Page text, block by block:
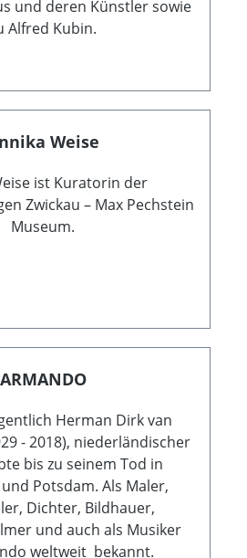
und deren Künstler sowie
Alfred Kubin.
Weise
ist Kuratorin der
Zwickau – Max Pechstein
Museum.
ARMANDO
Herman Dirk van
- 2018), niederländischer
bis zu seinem Tod in
Potsdam. Als Maler,
Dichter, Bildhauer,
und auch als Musiker
weltweit bekannt.